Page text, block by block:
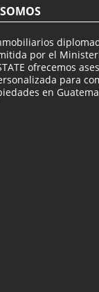
por el
ofrecemos
para
en